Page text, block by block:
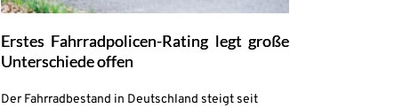
Erstes Fahrradpolicen-Rating legt große
Unterschiede offen
Der Fahrradbestand in Deutschland steigt seit